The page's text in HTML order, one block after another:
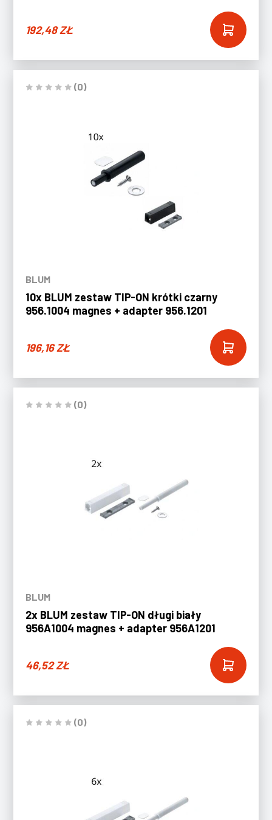
192,48ZŁ
(0)
BLUM
10x BLUM zestaw TIP-ON krótki czarny
956.1004 magnes + adapter 956.1201
196,16ZŁ
(0)
BLUM
2x BLUM zestaw TIP-ON długi biały
956A1004 magnes + adapter 956A1201
46,52ZŁ
(0)